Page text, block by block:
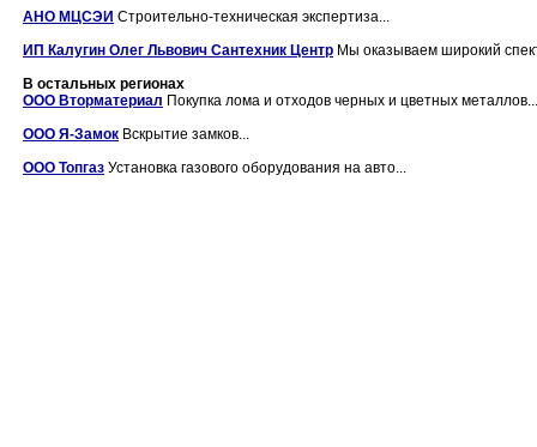
АНО МЦСЭИ Строительно-техническая экспертиза...
ИП Калугин Олег Львович Сантехник Центр Мы оказываем широкий
В остальных регионах
ООО Вторматериал Покупка лома и отходов черных и цветных металлов...
ООО Я-Замок Вскрытие замков...
ООО Топгаз Установка газового оборудования на авто...